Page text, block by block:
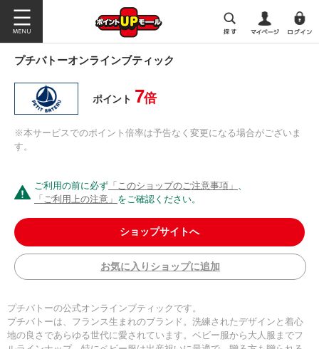
プチバトーオンラインブティック
ポイント 7倍
※本サービスでのポイント倍率は予告なく変更になる場合がございま
す。
ご利用の前に必ず 「このショップのご注意事項」 、
「ご利用上の注意」 をご確認ください。
ショップサイトへ
お気に入りショップに追加
プチバトーの公式オンラインブティックです。
プチバトーは、フランス生まれのブランド。洗練されたデザインと着心
地の良さであらゆる世代に愛されています。ベビー服から大人服までフ